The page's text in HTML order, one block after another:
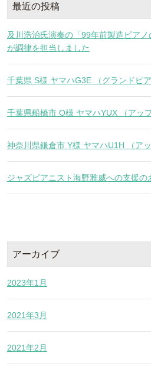
最近の投稿
及川浩治氏演奏の「99年前製造ピア
が調律を担当しました
千葉県 S様 ヤマハG3E （グランドピ
千葉県船橋市 O様 ヤマハYUX （アッ
神奈川県鎌倉市 Y様 ヤマハU1H （ア
ジャズピアニスト海野雅威への支援の
アーカイブ
2023年1月
2021年3月
2021年2月